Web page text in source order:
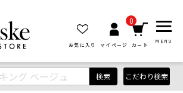
お気に入り マイページ
0
カート
MENU
検索 こだわり検索